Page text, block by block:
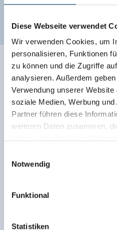
Diese Webseite verwendet
Wir verwenden Cookies, um
personalisieren, Funktionen
zu können und die Zugriffe
analysieren. Außerdem
Verwendung unserer
soziale Medien, Werbung
Partner führen diese
weiteren Daten zusammen,
Rohr 23// A-6280 Zell am Ziller
www.zillertalarena.com
Notwendig
Funktional
Statistiken